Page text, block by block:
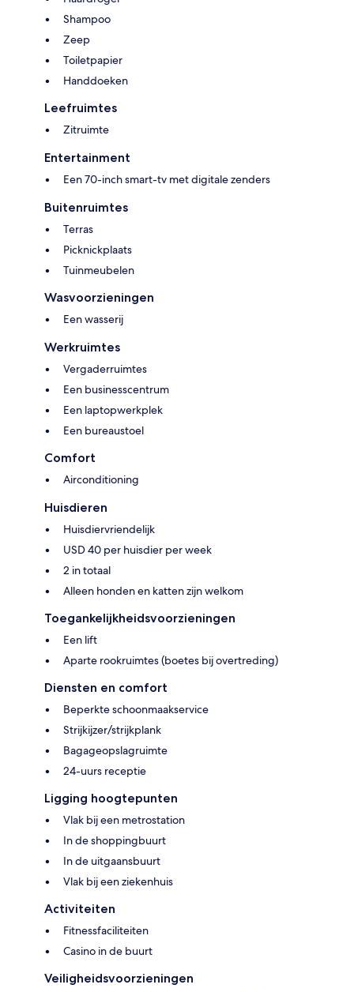
Shampoo
Zeep
Toiletpapier
Handdoeken
Leefruimtes
Zitruimte
Entertainment
Een 70-inch smart-tv met digitale zenders
Buitenruimtes
Terras
Picknickplaats
Tuinmeubelen
Wasvoorzieningen
Een wasserij
Werkruimtes
Vergaderruimtes
Een businesscentrum
Een laptopwerkplek
Een bureaustoel
Comfort
Airconditioning
Huisdieren
Huisdiervriendelijk
USD 40 per huisdier per week
2 in totaal
Alleen honden en katten zijn welkom
Toegankelijkheidsvoorzieningen
Een lift
Aparte rookruimtes (boetes bij overtreding)
Diensten en comfort
Beperkte schoonmaakservice
Strijkijzer/strijkplank
Bagageopslagruimte
24-uurs receptie
Ligging hoogtepunten
Vlak bij een metrostation
In de shoppingbuurt
In de uitgaansbuurt
Vlak bij een ziekenhuis
Activiteiten
Fitnessfaciliteiten
Casino in de buurt
Veiligheidsvoorzieningen